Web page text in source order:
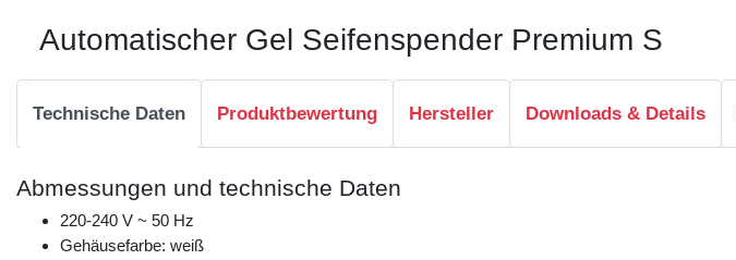
Automatischer Gel Seifenspender Premium S
Technische Daten Produktbewertung Hersteller Downloads & Details
Abmessungen und technische Daten
220-240 V ~ 50 Hz
Gehäusefarbe: weiß